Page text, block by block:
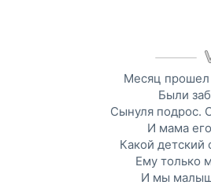
Месяц прошел
Были
Сынуля подрос.
И мама
Какой детский
Ему только
И мы